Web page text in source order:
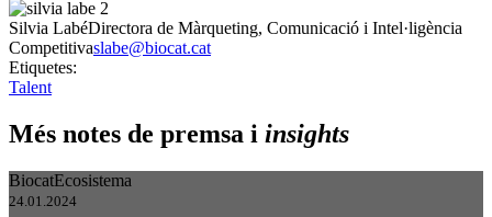
Silvia LabéDirectora de Màrqueting, Comunicació i Intel·ligència
Competitivaslabe@biocat.cat
Etiquetes:
Talent
Més notes de premsa i insights
BiocatEcosistema
24.01.2024